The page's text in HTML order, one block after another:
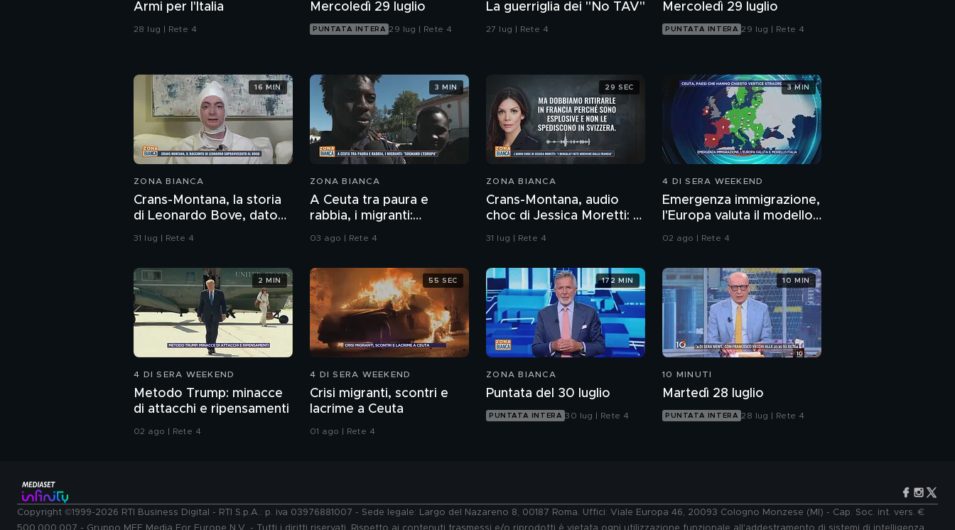
Armi per l'Italia
28 lug | Rete 4
Mercoledì 29 luglio
PUNTATA INTERA 29 lug | Rete 4
La guerriglia dei "No TAV"
27 lug | Rete 4
Mercoledì 29 luglio
PUNTATA INTERA 29 lug | Rete 4
ZONA BIANCA
Crans-Montana, la storia
di Leonardo Bove, dato
per disperso nel rogo
31 lug | Rete 4
16 MIN
ZONA BIANCA
A Ceuta tra paura e
rabbia, i migranti:
"Sognamo l'Europa"
03 ago | Rete 4
3 MIN
ZONA BIANCA
Crans-Montana, audio
choc di Jessica Moretti: "I
bengala? Fatti arrivare
31 lug | Rete 4
29 SEC
4 DI SERA WEEKEND
Emergenza immigrazione,
l'Europa valuta il modello
02 ago | Rete 4
3 MIN
4 DI SERA WEEKEND
Metodo Trump: minacce
di attacchi e ripensamenti
02 ago | Rete 4
2 MIN
4 DI SERA WEEKEND
Crisi migranti, scontri e
lacrime a Ceuta
01 ago | Rete 4
55 SEC
ZONA BIANCA
Puntata del 30 luglio
PUNTATA INTERA 30 lug | Rete 4
172 MIN
10 MINUTI
Martedì 28 luglio
PUNTATA INTERA 28 lug | Rete 4
10 MIN
Copyright ©1999-2026 RTI Business Digital - RTI S.p.A.: p. iva 03976881007 - Sede legale: Largo del Nazareno 8, 00187 Roma. Uffici: Viale Europa 46, 20093 Cologno Monzese (MI) - Cap. Soc. int. vers. €